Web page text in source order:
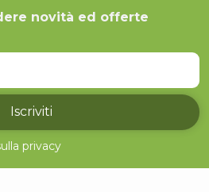
novità ed offerte
Iscriviti
privacy